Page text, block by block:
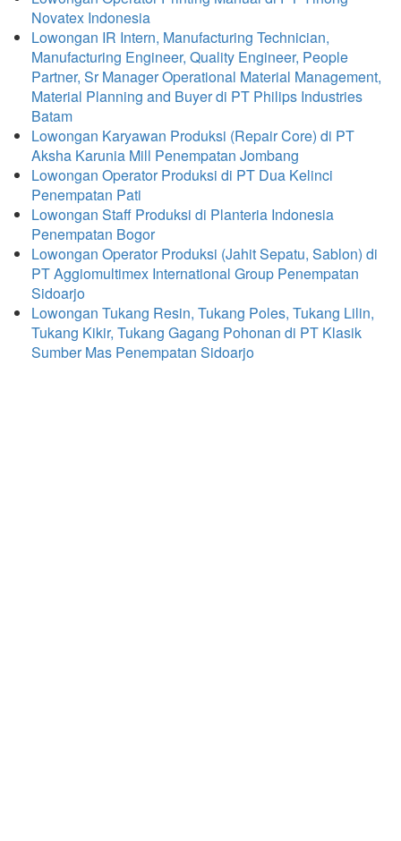
Novatex Indonesia
Lowongan IR Intern, Manufacturing Technician,
Manufacturing Engineer, Quality Engineer, People
Partner, Sr Manager Operational Material Management,
Material Planning and Buyer di PT Philips Industries
Batam
Lowongan Karyawan Produksi (Repair Core) di PT
Aksha Karunia Mill Penempatan Jombang
Lowongan Operator Produksi di PT Dua Kelinci
Penempatan Pati
Lowongan Staff Produksi di Planteria Indonesia
Penempatan Bogor
Lowongan Operator Produksi (Jahit Sepatu, Sablon) di
PT Aggiomultimex International Group Penempatan
Sidoarjo
Lowongan Tukang Resin, Tukang Poles, Tukang Lilin,
Tukang Kikir, Tukang Gagang Pohonan di PT Klasik
Sumber Mas Penempatan Sidoarjo